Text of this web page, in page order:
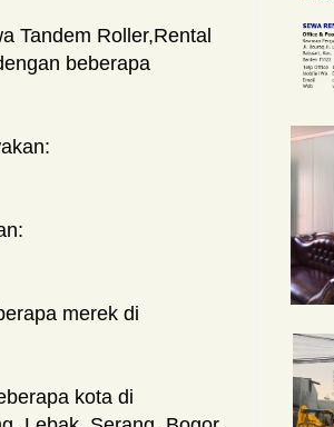
Tandem Roller,Rental
beberapa
merek di
kota di